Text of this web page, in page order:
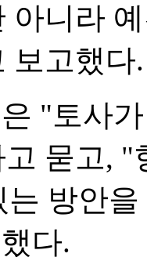
아니라
보고했다.
"토사
묻고,
는 방안
다.